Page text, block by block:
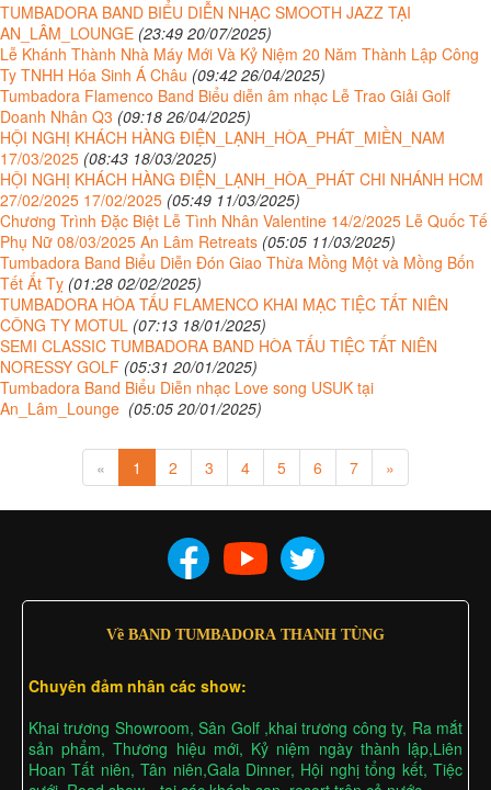
TUMBADORA BAND BIỂU DIỄN NHẠC SMOOTH JAZZ TẠI
AN_LÂM_LOUNGE (23:49 20/07/2025)
Lễ Khánh Thành Nhà Máy Mới Và Kỷ Niệm 20 Năm Thành Lập Công
Ty TNHH Hóa Sinh Á Châu (09:42 26/04/2025)
Tumbadora Flamenco Band Biểu diễn âm nhạc Lễ Trao Giải Golf
Doanh Nhân Q3 (09:18 26/04/2025)
HỘI NGHỊ KHÁCH HÀNG ĐIỆN_LẠNH_HÒA_PHÁT_MIỀN_NAM
17/03/2025 (08:43 18/03/2025)
HỘI NGHỊ KHÁCH HÀNG ĐIỆN_LẠNH_HÒA_PHÁT CHI NHÁNH HCM
27/02/2025 17/02/2025 (05:49 11/03/2025)
Chương Trình Đặc Biệt Lễ Tình Nhân Valentine 14/2/2025 Lễ Quốc Tế
Phụ Nữ 08/03/2025 An Lâm Retreats (05:05 11/03/2025)
Tumbadora Band Biểu Diễn Đón Giao Thừa Mồng Một và Mồng Bốn
Tết Ất Tỵ (01:28 02/02/2025)
TUMBADORA HÒA TẤU FLAMENCO KHAI MẠC TIỆC TẤT NIÊN
CÔNG TY MOTUL (07:13 18/01/2025)
SEMI CLASSIC TUMBADORA BAND HÒA TẤU TIỆC TẤT NIÊN
NORESSY GOLF (05:31 20/01/2025)
Tumbadora Band Biểu Diễn nhạc Love song USUK tại
An_Lâm_Lounge (05:05 20/01/2025)
« 1 2 3 4 5 6 7 »
Về BAND TUMBADORA THANH TÙNG
Chuyên đảm nhân các show:
Khai trương Showroom, Sân Golf ,khai trương công ty, Ra mắt
sản phẩm, Thương hiệu mới, Kỷ niệm ngày thành lập,Liên
Hoan Tất niên, Tân niên,Gala Dinner, Hội nghị tổng kết, Tiệc